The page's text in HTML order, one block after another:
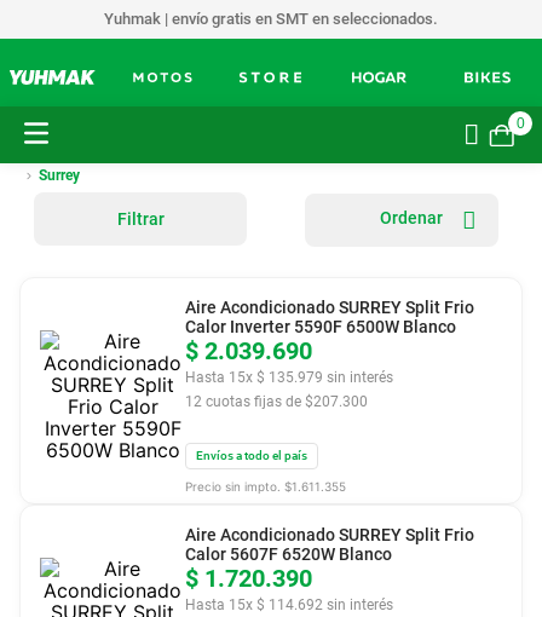
Yuhmak | envío gratis en SMT en seleccionados.
0
Surrey
Filtrar
$ 2.039.690
Hasta 15x $ 135.979 sin interés
12 cuotas fijas de $207.300
Aire Acondicionado SURREY Split Frio
Calor Inverter 5590F 6500W Blanco
Envíos a todo el país
Precio sin impto. $1.611.355
$ 1.720.390
Hasta 15x $ 114.692 sin interés
Aire Acondicionado SURREY Split Frio
Calor 5607F 6520W Blanco